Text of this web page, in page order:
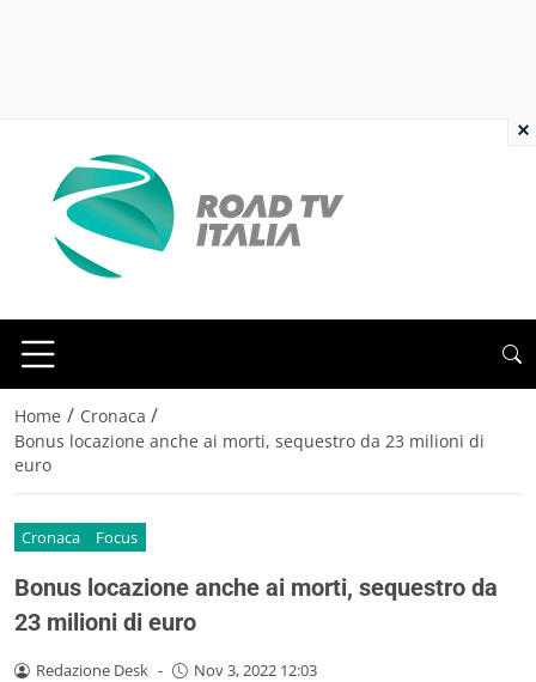
Home / Cronaca /
Bonus locazione anche ai morti, sequestro da 23 milioni di
euro
Cronaca Focus
Bonus locazione anche ai morti, sequestro da
23 milioni di euro
Redazione Desk - Nov 3, 2022 12:03
×